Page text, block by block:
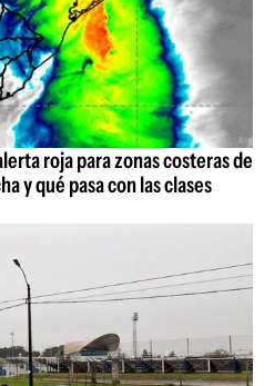
roja para zonas costeras de
y qué pasa con las clases